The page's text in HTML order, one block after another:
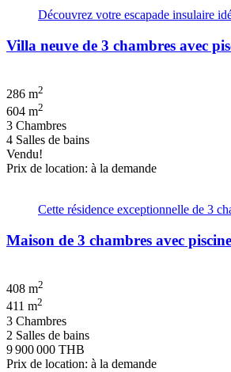
Découvrez votre escapade insulaire
Villa neuve de 3 chambres avec
286 m2
604 m2
3 Chambres
4 Salles de bains
Vendu!
Prix de location: à la demande
Cette résidence exceptionnelle de 3
Maison de 3 chambres avec
408 m2
411 m2
3 Chambres
2 Salles de bains
9 900 000 THB
Prix de location: à la demande